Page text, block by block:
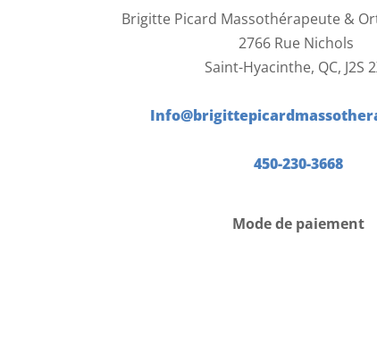
Brigitte Picard Massothérapeute &
2766 Rue Nichols
Saint-Hyacinthe, QC, J2S
450-230-3668
Mode de paiement